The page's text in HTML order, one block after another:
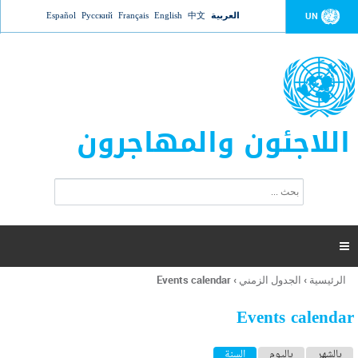
Jump to navigation UN العربية 中文
English
Français
Русский
Español
اللاجئون والمهاجرون
ت
ر
ل
ح
ب

أنت
هنا
الرئيسية › الجدول الزمني ›
Events calendar
Events calendar